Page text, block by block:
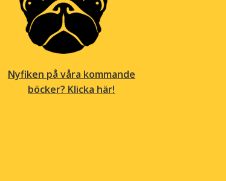
Nyfiken på våra kommande
böcker? Klicka här!